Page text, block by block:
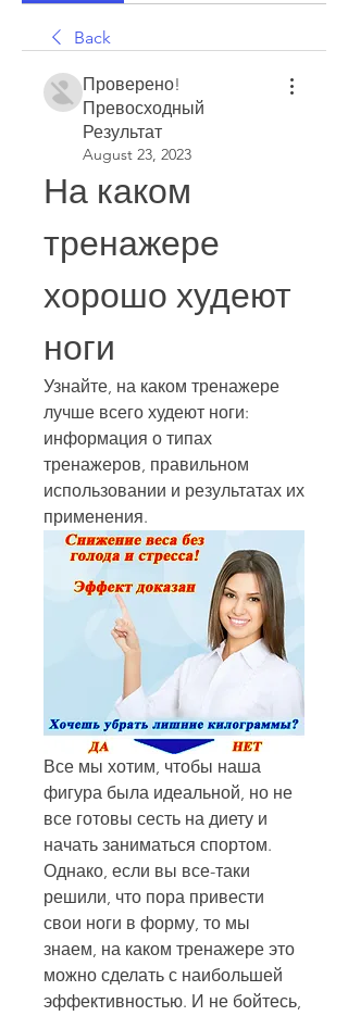
Back
Проверено!
Превосходный
Результат
August 23, 2023
На каком
тренажере
хорошо худеют
ноги
Узнайте, на каком тренажере
лучше всего худеют ноги:
информация о типах
тренажеров, правильном
использовании и результатах их
применения.
Все мы хотим, чтобы наша
фигура была идеальной, но не
все готовы сесть на диету и
начать заниматься спортом.
Однако, если вы все-таки
решили, что пора привести
свои ноги в форму, то мы
знаем, на каком тренажере это
можно сделать с наибольшей
эффективностью. И не бойтесь,